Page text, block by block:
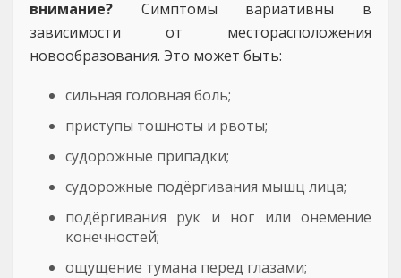
внимание? Симптомы вариативны в
зависимости от месторасположения
новообразования. Это может быть:
сильная головная боль;
приступы тошноты и рвоты;
судорожные припадки;
судорожные подёргивания мышц лица;
подёргивания рук и ног или онемение
конечностей;
ощущение тумана перед глазами;